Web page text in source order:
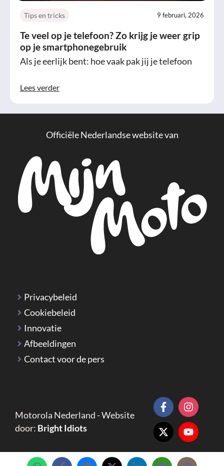
Tips en tricks 9 februari, 2026
Te veel op je telefoon? Zo krijg je weer grip
op je smartphonegebruik
Als je eerlijk bent: hoe vaak pak jij je telefoon
Lees verder
Officiële Nederlandse website van
Privacybeleid
Cookiebeleid
Innovatie
Afbeeldingen
Contact voor de pers
Motorola Nederland - Website
door: Bright Idiots